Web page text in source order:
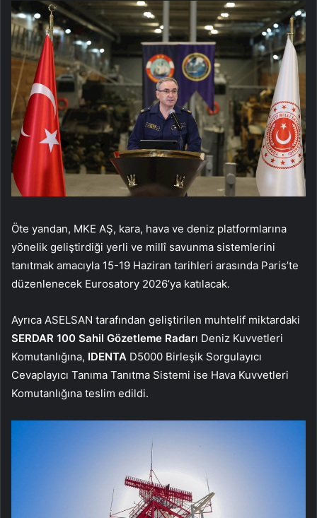
Öte yandan, MKE AŞ, kara, hava ve deniz platformlarına
yönelik geliştirdiği yerli ve millî savunma sistemlerini
tanıtmak amacıyla 15-19 Haziran tarihleri arasında Paris’te
düzenlenecek Eurosatory 2026’ya katılacak.
Ayrıca ASELSAN tarafından geliştirilen muhtelif miktardaki
SERDAR 100 Sahil Gözetleme Radarı Deniz Kuvvetleri
Komutanlığına, IDENTA D5000 Birleşik Sorgulayıcı
Cevaplayıcı Tanıma Tanıtma Sistemi ise Hava Kuvvetleri
Komutanlığına teslim edildi.